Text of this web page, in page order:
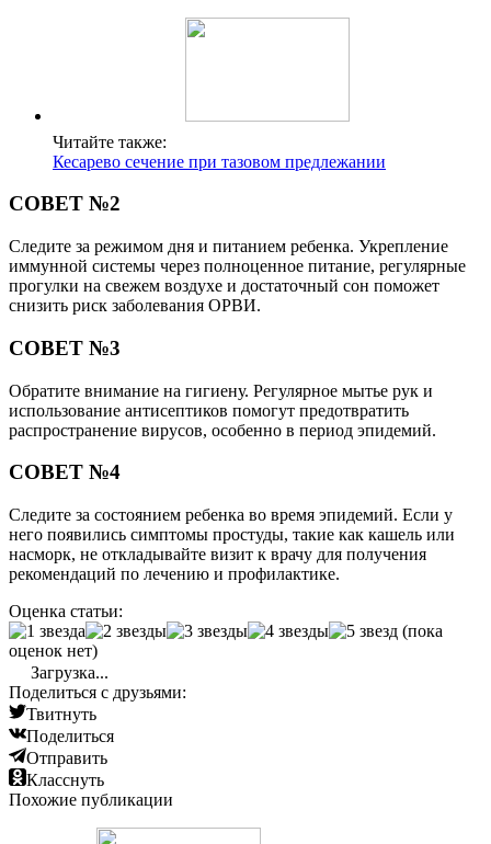
Читайте также:
Кесарево сечение при тазовом предлежании
СОВЕТ №2
Следите за режимом дня и питанием ребенка. Укрепление
иммунной системы через полноценное питание, регулярные
прогулки на свежем воздухе и достаточный сон поможет
снизить риск заболевания ОРВИ.
СОВЕТ №3
Обратите внимание на гигиену. Регулярное мытье рук и
использование антисептиков помогут предотвратить
распространение вирусов, особенно в период эпидемий.
СОВЕТ №4
Следите за состоянием ребенка во время эпидемий. Если у
него появились симптомы простуды, такие как кашель или
насморк, не откладывайте визит к врачу для получения
рекомендаций по лечению и профилактике.
Оценка статьи:
(пока
оценок нет)
Загрузка...
Поделиться с друзьями:
Твитнуть
Поделиться
Отправить
Класснуть
Похожие публикации